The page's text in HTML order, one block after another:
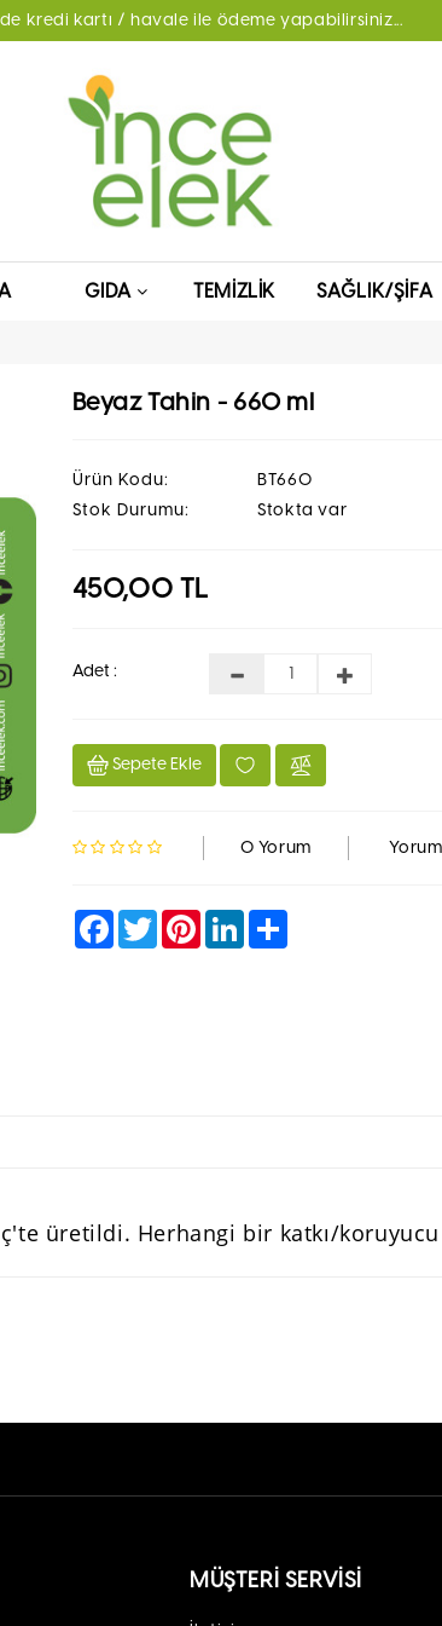
kredi kartı / havale ile ödeme yapabilirsiniz...
GIDA TEMIZLIK SAĞLIK/ŞIFA
Beyaz Tahin - 660 ml
Ürün Kodu:
BT660
Stok Durumu:
Stokta var
450,00 TL
Adet :
Sepete Ekle
0 Yorum
Facebook
TwitterPinterestLinkedInShare
üretildi. Herhangi bir katkı/
MÜŞTERI SERVISI